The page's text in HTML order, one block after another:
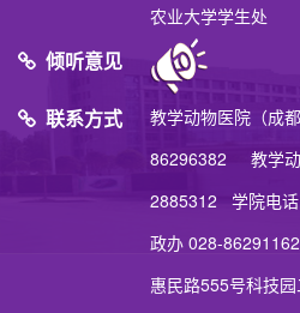
农业大学学生处
倾听意见
联系方式
教学动物医院（成
86296382 教学动
2885312 学院电
政办 028-
惠民路555号科技